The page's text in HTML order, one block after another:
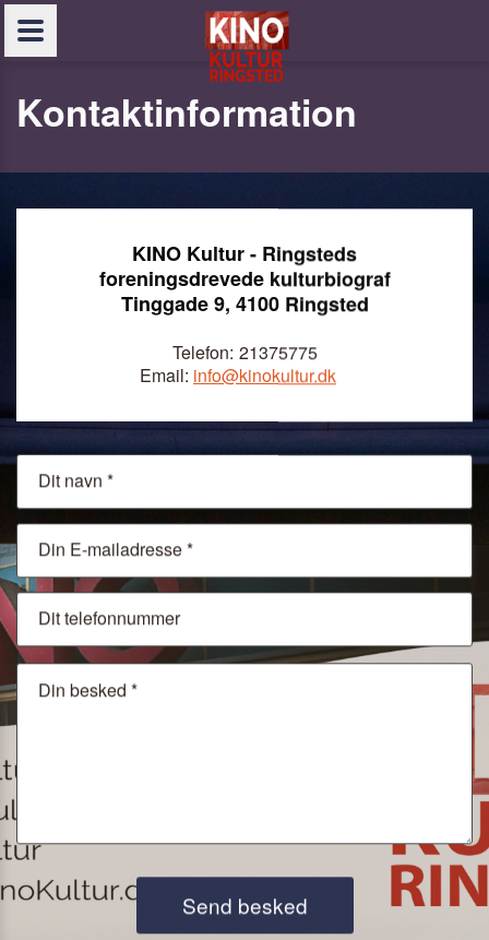
Kontaktinformation
KINO Kultur - Ringsteds
foreningsdrevede kulturbiograf
Tinggade 9, 4100 Ringsted
Telefon: 21375775
Email: info@kinokultur.dk
Send besked